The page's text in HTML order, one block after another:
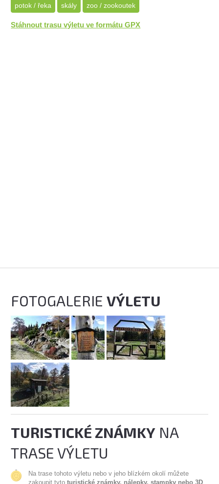
potok / řeka skály zoo / zookoutek
Stáhnout trasu výletu ve formátu GPX
FOTOGALERIEVÝLETU
TURISTICKÉ ZNÁMKY NA
TRASE VÝLETU
Na trase tohoto výletu nebo v jeho blízkém okolí můžete